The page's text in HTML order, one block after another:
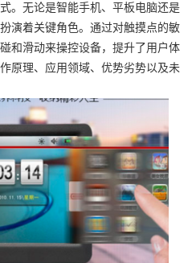
。无论是智能手机、平板电脑还是
演着关键角色。通过对触摸点的敏
和滑动来操控设备，提升了用户体
原理、应用领域、优势劣势以及未